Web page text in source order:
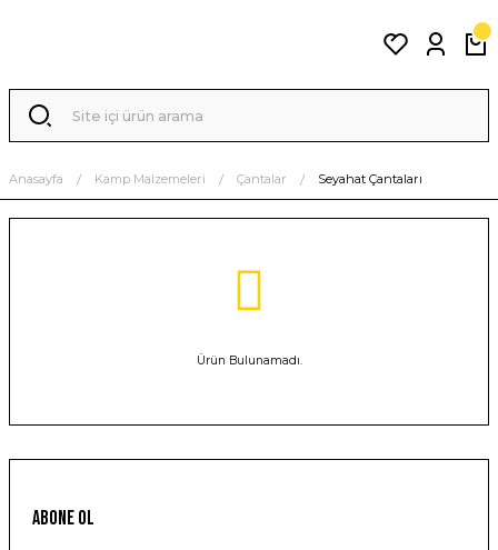
Anasayfa Kamp Malzemeleri Çantalar Seyahat Çantaları
Ürün Bulunamadı.
ABONE OL